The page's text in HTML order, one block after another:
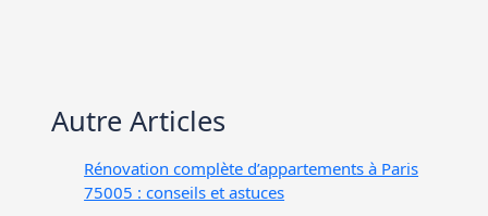
Autre Articles
Rénovation complète d’appartements à Paris
75005 : conseils et astuces